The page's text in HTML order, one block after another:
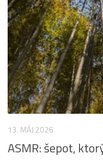
13. MÁJ 2026
ASMR: šepot,